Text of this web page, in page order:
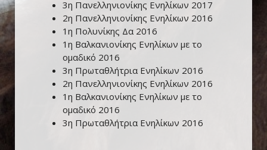
3η Πανελληνιονίκης Ενηλίκων 2017
2η Πανελληνιονίκης Ενηλίκων 2016
1η Πολυνίκης Δα 2016
1η Βαλκανιονίκης Ενηλίκων με το
ομαδικό 2016
3η Πρωταθλήτρια Ενηλίκων 2016
2η Πανελληνιονίκης Ενηλίκων 2016
1η Βαλκανιονίκης Ενηλίκων με το
ομαδικό 2016
3η Πρωταθλήτρια Ενηλίκων 2016